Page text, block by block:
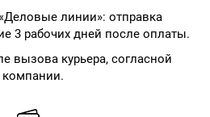
линии»: отправка
3 рабочих дней после оплаты.
вызова курьера, согласной
компании.